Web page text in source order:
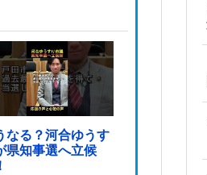
なる？河合ゆうす
県知事選へ立候